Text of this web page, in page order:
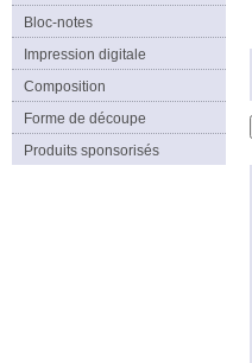
Bloc-notes
Impression digitale
Composition
Forme de découpe
Produits sponsorisés